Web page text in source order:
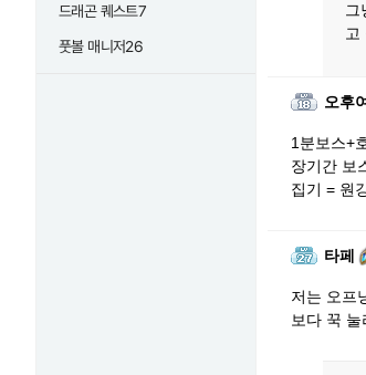
드래곤 퀘스트7
풋볼 매니저26
그
고
오후
1분보스+
장기간 보
집기 = 원
타페
저는 오프
보다 꾹